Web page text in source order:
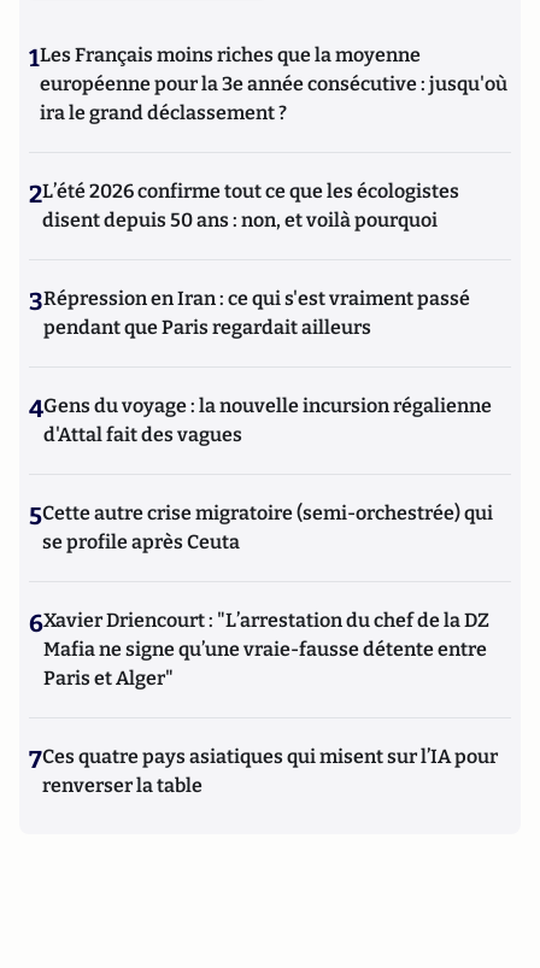
1Les Français moins riches que la moyenne
européenne pour la 3e année consécutive : jusqu'où
ira le grand déclassement ?
2L’été 2026 confirme tout ce que les écologistes
disent depuis 50 ans : non, et voilà pourquoi
3Répression en Iran : ce qui s'est vraiment passé
pendant que Paris regardait ailleurs
4Gens du voyage : la nouvelle incursion régalienne
d'Attal fait des vagues
5Cette autre crise migratoire (semi-orchestrée) qui
se profile après Ceuta
6Xavier Driencourt : "L’arrestation du chef de la DZ
Mafia ne signe qu’une vraie-fausse détente entre
Paris et Alger"
7Ces quatre pays asiatiques qui misent sur l’IA pour
renverser la table